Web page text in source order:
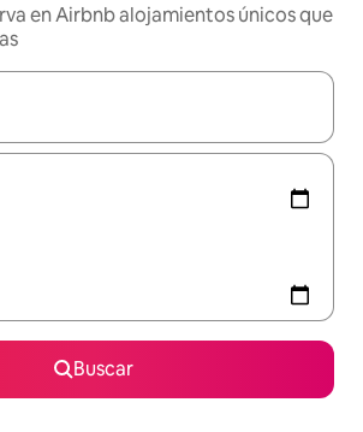
en Airbnb alojamientos únicos que
estén disponibles, podrás navegar
Buscar